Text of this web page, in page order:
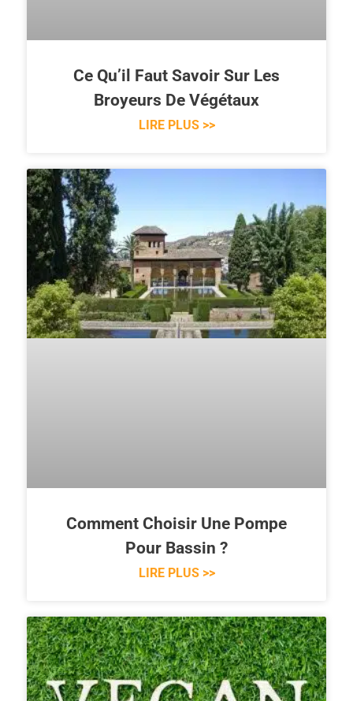
Ce Qu’il Faut Savoir Sur Les
Broyeurs De Végétaux
LIRE PLUS >>
Comment Choisir Une Pompe
Pour Bassin ?
LIRE PLUS >>